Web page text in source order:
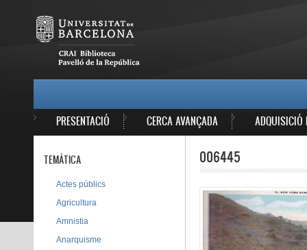
PRESENTACIÓ CERCA AVANÇADA ADQUISICIÓ
006445
TEMÀTICA
Actes públics
Agricultura
Amnistia
Anarquisme